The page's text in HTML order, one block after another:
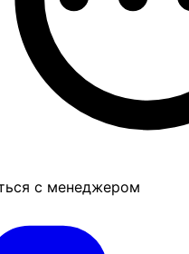
с менеджером